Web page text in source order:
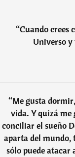
“Cuando crees
Universo y
“Me gusta
vida. Y quizá me
conciliar el sueño
aparta del mundo,
sólo puede atacar